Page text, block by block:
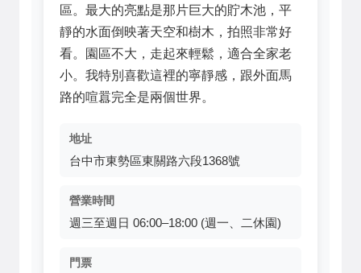
區。最大的亮點是那片巨大的貯木池，平
靜的水面倒映著天空和樹木，拍照非常好
看。園區不大，走起來輕鬆，適合全家老
小。我特別喜歡這裡的寧靜感，跟外面馬
路的喧囂完全是兩個世界。
地址
台中市東勢區東關路六段1368號
營業時間
週三至週日 06:00–18:00 (週一、二休園)
門票